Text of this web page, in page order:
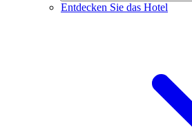
Entdecken Sie das Hotel